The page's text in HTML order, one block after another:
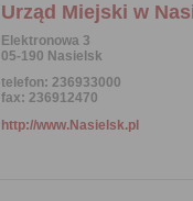
Urząd Miejski w
Elektronowa 3
05-190 Nasielsk
telefon: 236933000
fax: 236912470
http://www.Nasielsk.pl